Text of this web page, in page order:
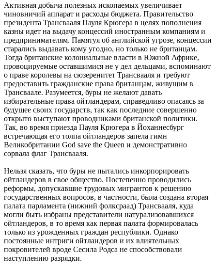
Активная добыча полезных ископаемых увеличивает
чиновничий аппарат и расходы бюджета. Правительство
президента Трансвааля Пауля Крюгера в целях пополнения
казны идет на выдачу концессий иностранным компаниям и
предпринимателям. Памятуя об английской угрозе, концессии
старались выдавать кому угодно, но только не британцам.
Тогда британские колониальные власти в Южной Африке,
провоцируемые оставшимися не у дел дельцами, вспоминают
о праве королевы на сюзеренитет Трансвааля и требуют
предоставить гражданские права британцам, живущим в
Трансваале. Разумеется, буры не желают давать
избирательные права ойтландерам, справедливо опасаясь за
будущее своих государств, так как последние совершенно
открыто выступают проводниками британской политики.
Так, во время приезда Пауля Крюгера в Йоханнесбург
встречающая его толпа ойтландеров запела гимн
Великобритании God save the Queen и демонстративно
сорвала флаг Трансвааля.
Нельзя сказать, что буры не пытались инкорпорировать
ойтландеров в свое общество. Постепенно проводились
реформы, допускавшие трудовых мигрантов к решению
государственных вопросов, в частности, была создана вторая
палата парламента (нижний фолксраад) Трансвааля, куда
могли быть избраны представители натурализовавшихся
ойтландеров, в то время как первая палата формировалась
только из урожденных граждан республики. Однако
постоянные интриги ойтландеров и их влиятельных
покровителей вроде Сесила Родса не способствовали
наступлению разрядки.